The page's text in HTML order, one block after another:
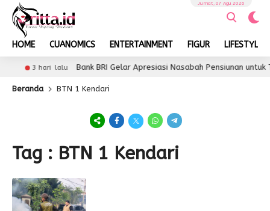
HOME CUANOMICS ENTERTAINMENT FIGUR LIFESTYLE
Jumat, 07 Agu 2026
3 hari lalu Bank BRI Gelar Apresiasi Nasabah Pensiunan
Beranda BTN 1 Kendari
Tag : BTN 1 Kendari